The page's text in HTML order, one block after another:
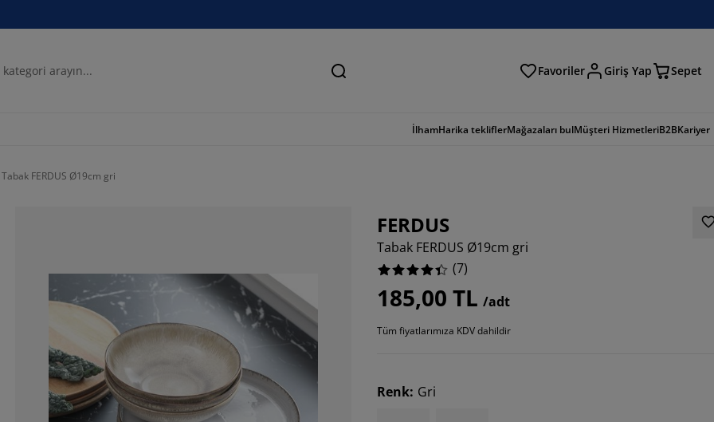
Ara Favoriler Giriş Yap Sepet
İlhamHarika tekliflerMağazaları bulMüşteri HizmetleriB2BKariyer
Tabak FERDUS Ø19cm gri
FERDUS
Tabak FERDUS Ø19cm gri
(7)
185,00 TL /adt
Tüm fiyatlarımıza KDV dahildir
Renk: Gri
85.71428571428571%